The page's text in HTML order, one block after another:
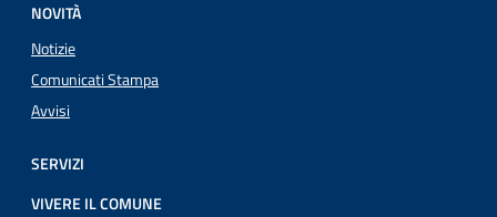
NOVITÀ
Notizie
Comunicati Stampa
Avvisi
SERVIZI
VIVERE IL COMUNE